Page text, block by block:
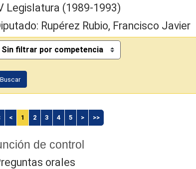
Legislatura (1989-1993)
Rupérez Rubio, Francisco Javier
Buscar
< 1 2 3 4 5 > >>
de control
orales